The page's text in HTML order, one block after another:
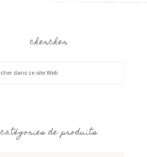
chercher
catégories de produits